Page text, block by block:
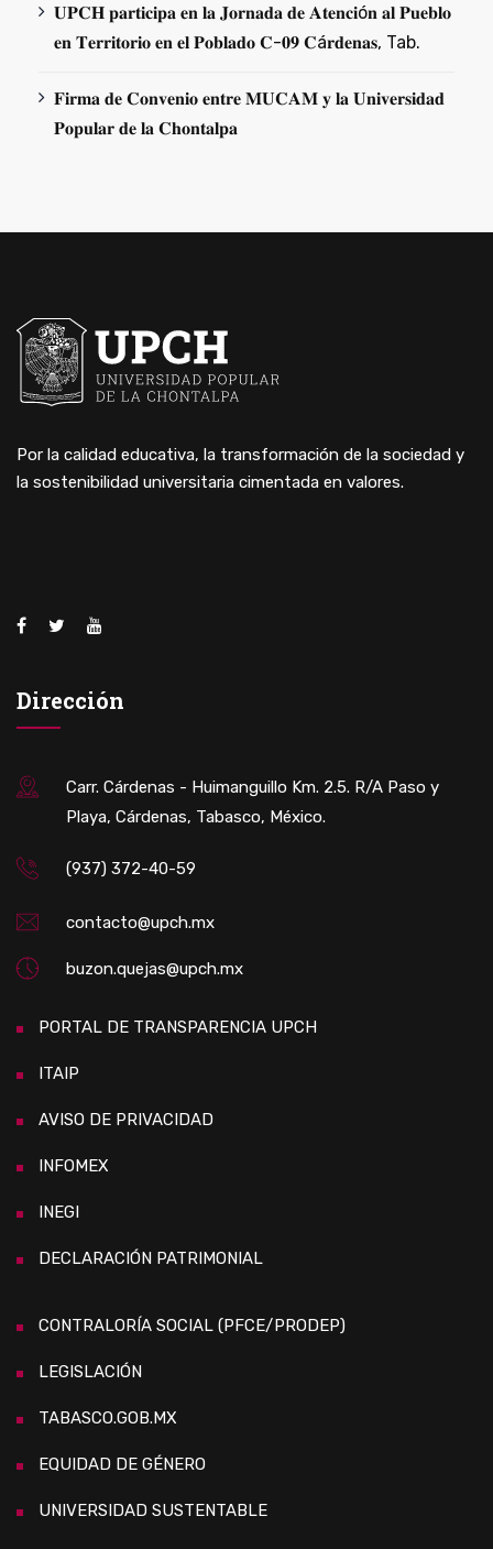
𝐔𝐏𝐂𝐇 𝐩𝐚𝐫𝐭𝐢𝐜𝐢𝐩𝐚 𝐞𝐧 𝐥𝐚 𝐉𝐨𝐫𝐧𝐚𝐝𝐚 𝐝𝐞 𝐀𝐭𝐞𝐧𝐜𝐢ó𝐧 𝐚𝐥 𝐏𝐮𝐞𝐛𝐥𝐨
𝐞𝐧 𝐓𝐞𝐫𝐫𝐢𝐭𝐨𝐫𝐢𝐨 𝐞𝐧 𝐞𝐥 𝐏𝐨𝐛𝐥𝐚𝐝𝐨 𝐂-𝟎𝟗 𝐂á𝐫𝐝𝐞𝐧𝐚𝐬, Tab.
𝐅𝐢𝐫𝐦𝐚 𝐝𝐞 𝐂𝐨𝐧𝐯𝐞𝐧𝐢𝐨 𝐞𝐧𝐭𝐫𝐞 𝐌𝐔𝐂𝐀𝐌 𝐲 𝐥𝐚 𝐔𝐧𝐢𝐯𝐞𝐫𝐬𝐢𝐝𝐚𝐝
𝐏𝐨𝐩𝐮𝐥𝐚𝐫 𝐝𝐞 𝐥𝐚 𝐂𝐡𝐨𝐧𝐭𝐚𝐥𝐩𝐚
Por la calidad educativa, la transformación de la sociedad y
la sostenibilidad universitaria cimentada en valores.
Dirección
Carr. Cárdenas - Huimanguillo Km. 2.5. R/A Paso y
Playa, Cárdenas, Tabasco, México.
(937) 372-40-59
contacto@upch.mx
buzon.quejas@upch.mx
PORTAL DE TRANSPARENCIA UPCH
ITAIP
AVISO DE PRIVACIDAD
INFOMEX
INEGI
DECLARACIÓN PATRIMONIAL
CONTRALORÍA SOCIAL (PFCE/PRODEP)
LEGISLACIÓN
TABASCO.GOB.MX
EQUIDAD DE GÉNERO
UNIVERSIDAD SUSTENTABLE